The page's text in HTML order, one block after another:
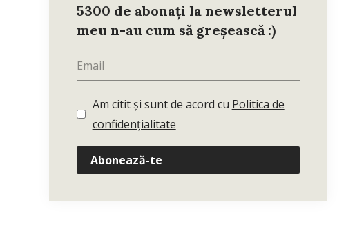
5300 de abonați la newsletterul
meu n-au cum să greșească :)
Am citit și sunt de acord cu Politica de
confidențialitate
Abonează-te